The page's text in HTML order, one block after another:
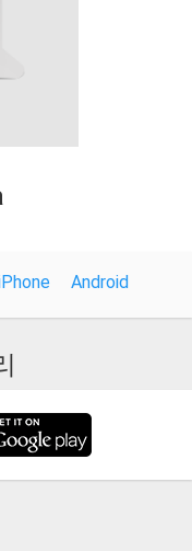
Android